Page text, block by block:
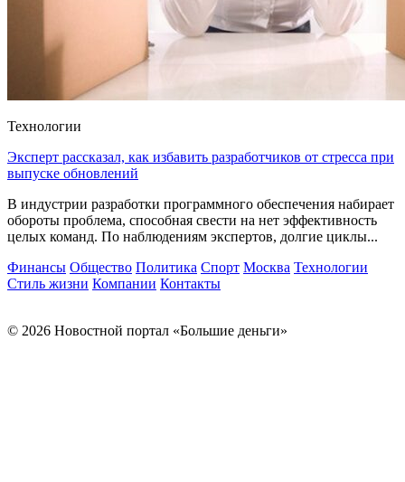
Технологии
Эксперт рассказал, как избавить разработчиков от стресса при
выпуске обновлений
В индустрии разработки программного обеспечения набирает
обороты проблема, способная свести на нет эффективность
целых команд. По наблюдениям экспертов, долгие циклы...
Финансы Общество Политика Спорт Москва Технологии
Стиль жизни Компании Контакты
© 2026 Новостной портал «Большие деньги»